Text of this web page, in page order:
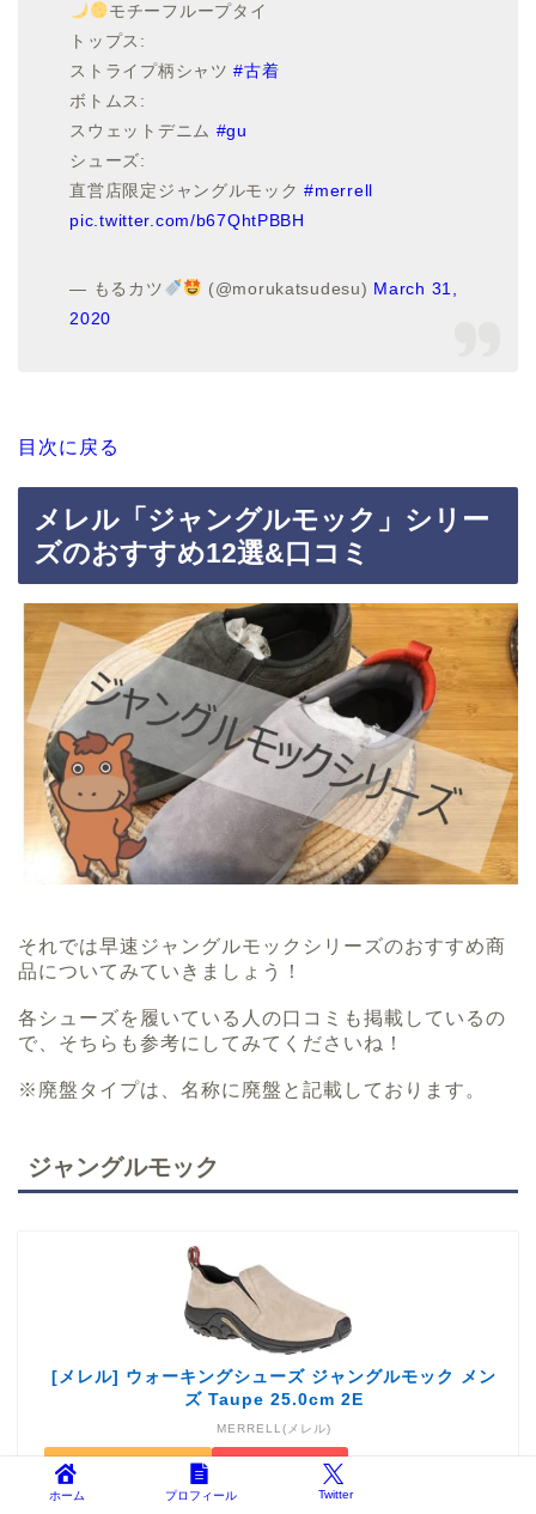
モチーフループタイ
トップス:
ストライプ柄シャツ#古着
ボトムス:
スウェットデニム #gu
シューズ:
直営店限定ジャングルモック#merrell
pic.twitter.com/b67QhtPBBH
— もるカツ (@morukatsudesu) March 31,
2020
目次に戻る
メレル「ジャングルモック」シリー
ズのおすすめ12選&口コミ
それでは早速ジャングルモックシリーズのおすすめ商
品についてみていきましょう！
各シューズを履いている人の口コミも掲載しているの
で、そちらも参考にしてみてくださいね！
※廃盤タイプは、名称に廃盤と記載しております。
ジャングルモック
[メレル] ウォーキングシューズ ジャングルモック メン
ズ Taupe 25.0cm 2E
MERRELL(メレル)
Amazonから探す 楽天から探す
ホーム プロフィール Twitter